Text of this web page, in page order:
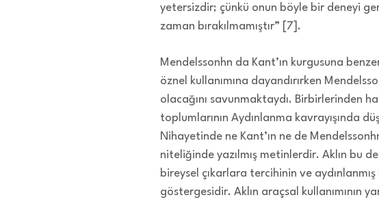
yetersizdir; çünkü onun böyle bir deneyi
zaman bırakılmamıştır” [7].
Mendelssonhn da Kant’ın kurgusuna
öznel kullanımına dayandırırken
olacağını savunmaktaydı. Birbirlerinden
toplumlarının Aydınlanma kavrayışında
Nihayetinde ne Kant’ın ne de
niteliğinde yazılmış metinlerdir. Aklın bu
bireysel çıkarlara tercihinin ve
göstergesidir. Aklın araçsal kullanımının